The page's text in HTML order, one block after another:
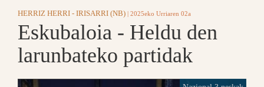
HERRIZ HERRI - IRISARRI (NB) | 2025eko Urriaren 02a
Eskubaloia - Heldu den
larunbateko partidak